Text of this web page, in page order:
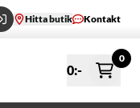
Hitta butik Kontakt
0:-
0